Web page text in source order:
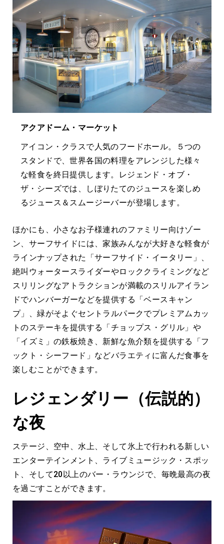
アクアドーム・マーケット
アイコン・クラスで人気のフードホール。５つの
スタンドで、世界各国の料理をアレンジした様々
な軽食を終日提供します。レジェンド・オブ・
ザ・シーズでは、しぼりたてのジュースを楽しめ
るジュース＆スムージーバーが登場します。
ほかにも、小さなお子様連れのファミリー向けゾー
ン、サーフサイドには、家族みんなが大好きな軽食が
ラインナップされた「サーフサイド・イータリー」、
絶叫ウォータースライダーやロッククライミングなど
スリリングなアトラクションが満載のスリルアイラン
ドでハンバーガーなどを提供する「ベースキャン
プ」、緑がそよぐセントラルパークでプレミアムカッ
トのステーキを提供する「チョップス・グリル」や
「イズミ」の鉄板焼き、新鮮な魚介類を提供する「フ
ックト・シーフード」などバラエティに富んだ食事を
楽しむことができます。
レジェンダリー（伝説的）
な夜
ステージ、空中、水上、そして氷上で行われる新しい
エンターテインメント、ライブミュージック・スポッ
ト、そして20以上のバー・ラウンジで、毎晩最高の夜
を過ごすことができます。